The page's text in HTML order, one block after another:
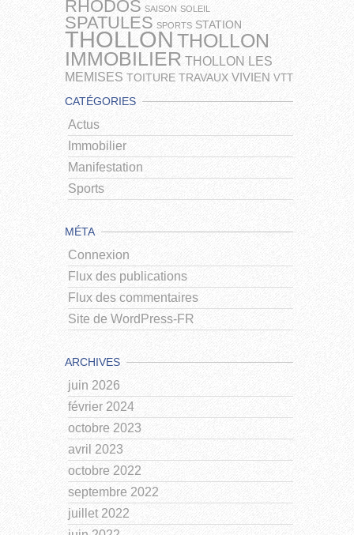
RHODOS SAISON SOLEIL
SPATULES SPORTS STATION
THOLLON THOLLON
IMMOBILIER THOLLON LES
MEMISES TOITURE TRAVAUX VIVIEN VTT
CATÉGORIES
Actus
Immobilier
Manifestation
Sports
MÉTA
Connexion
Flux des publications
Flux des commentaires
Site de WordPress-FR
ARCHIVES
juin 2026
février 2024
octobre 2023
avril 2023
octobre 2022
septembre 2022
juillet 2022